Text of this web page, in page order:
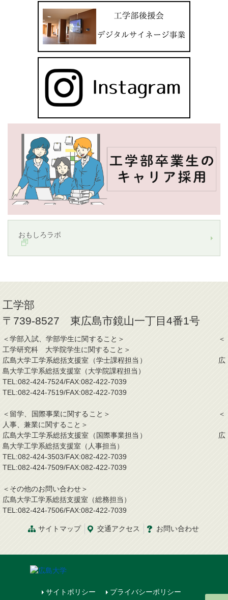
おもしろラボ
工学部
〒739-8527 東広島市鏡山一丁目4番1号
＜学部入試、学部学生に関すること＞ ＜
工学研究科 大学院学生に関すること＞
広島大学工学系総括支援室（学士課程担当） 広
島大学工学系総括支援室（大学院課程担当）
TEL:082-424-7524/FAX:082-422-7039
TEL:082-424-7519/FAX:082-422-7039
＜留学、国際事業に関すること＞ ＜
人事、兼業に関すること＞
広島大学工学系総括支援室（国際事業担当） 広
島大学工学系総括支援室（人事担当）
TEL:082-424-3503/FAX:082-422-7039
TEL:082-424-7509/FAX:082-422-7039
＜その他のお問い合わせ＞
広島大学工学系総括支援室（総務担当）
TEL:082-424-7506/FAX:082-422-7039
サイトマップ 交通アクセス お問い合わせ
サイトポリシー プライバシーポリシー